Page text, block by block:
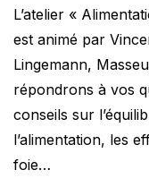
L’atelier «
est animé par
Lingemann,
répondrons à vos
conseils sur
l’alimentation, les
foie…